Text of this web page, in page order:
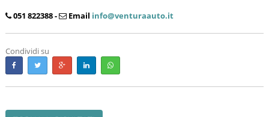
051 822388 -
Email info@venturaauto.it
Condividi su